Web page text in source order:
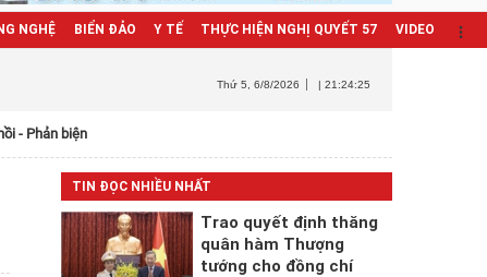
NGHỆ BIỂN ĐẢO Y TẾ THỰC HIỆN NGHỊ QUYẾT 57 VIDEO
Thứ 5 , 6/8/2026 | 21:24:26
- Phản biện
TIN ĐỌC NHIỀU NHẤT
Trao quyết định thăng
quân hàm Thượng
tướng cho đồng chí